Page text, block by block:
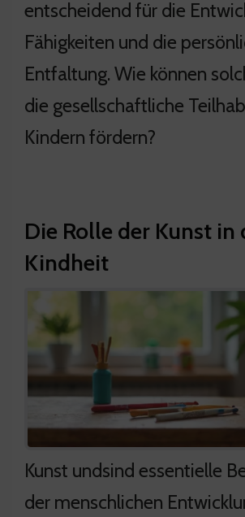
entscheidend für die
Fähigkeiten und die
Entfaltung. Wie können
die gesellschaftliche
Kindern fördern?
Die Rolle der Kunst in
Kindheit
Kunst undsind essentielle
der menschlichen